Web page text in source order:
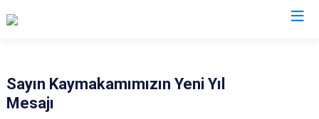
Çerkezköy
Sayın Kaymakamımızın Yeni Yıl
Mesajı